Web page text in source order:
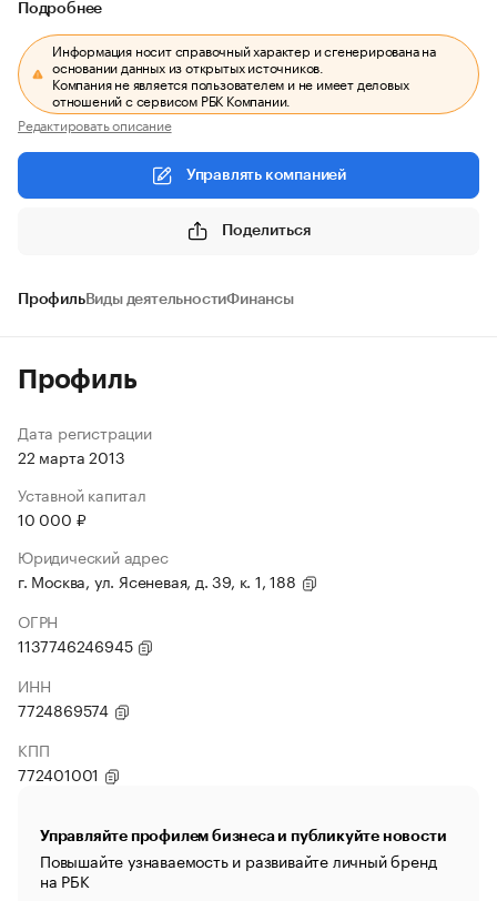
Подробнее
Информация носит справочный характер и сгенерирована на
основании данных из открытых источников.
Компания не является пользователем и не имеет деловых
отношений с сервисом РБК Компании.
Редактировать описание
Управлять компанией
Поделиться
ПрофильВиды деятельностиФинансы
Профиль
Дата регистрации
22 марта 2013
Уставной капитал
10 000 ₽
Юридический адрес
г. Москва, ул. Ясеневая, д. 39, к. 1, 188
ОГРН
1137746246945
ИНН
7724869574
КПП
772401001
Управляйте профилем бизнеса и публикуйте новости
Повышайте узнаваемость и развивайте личный бренд
на РБК